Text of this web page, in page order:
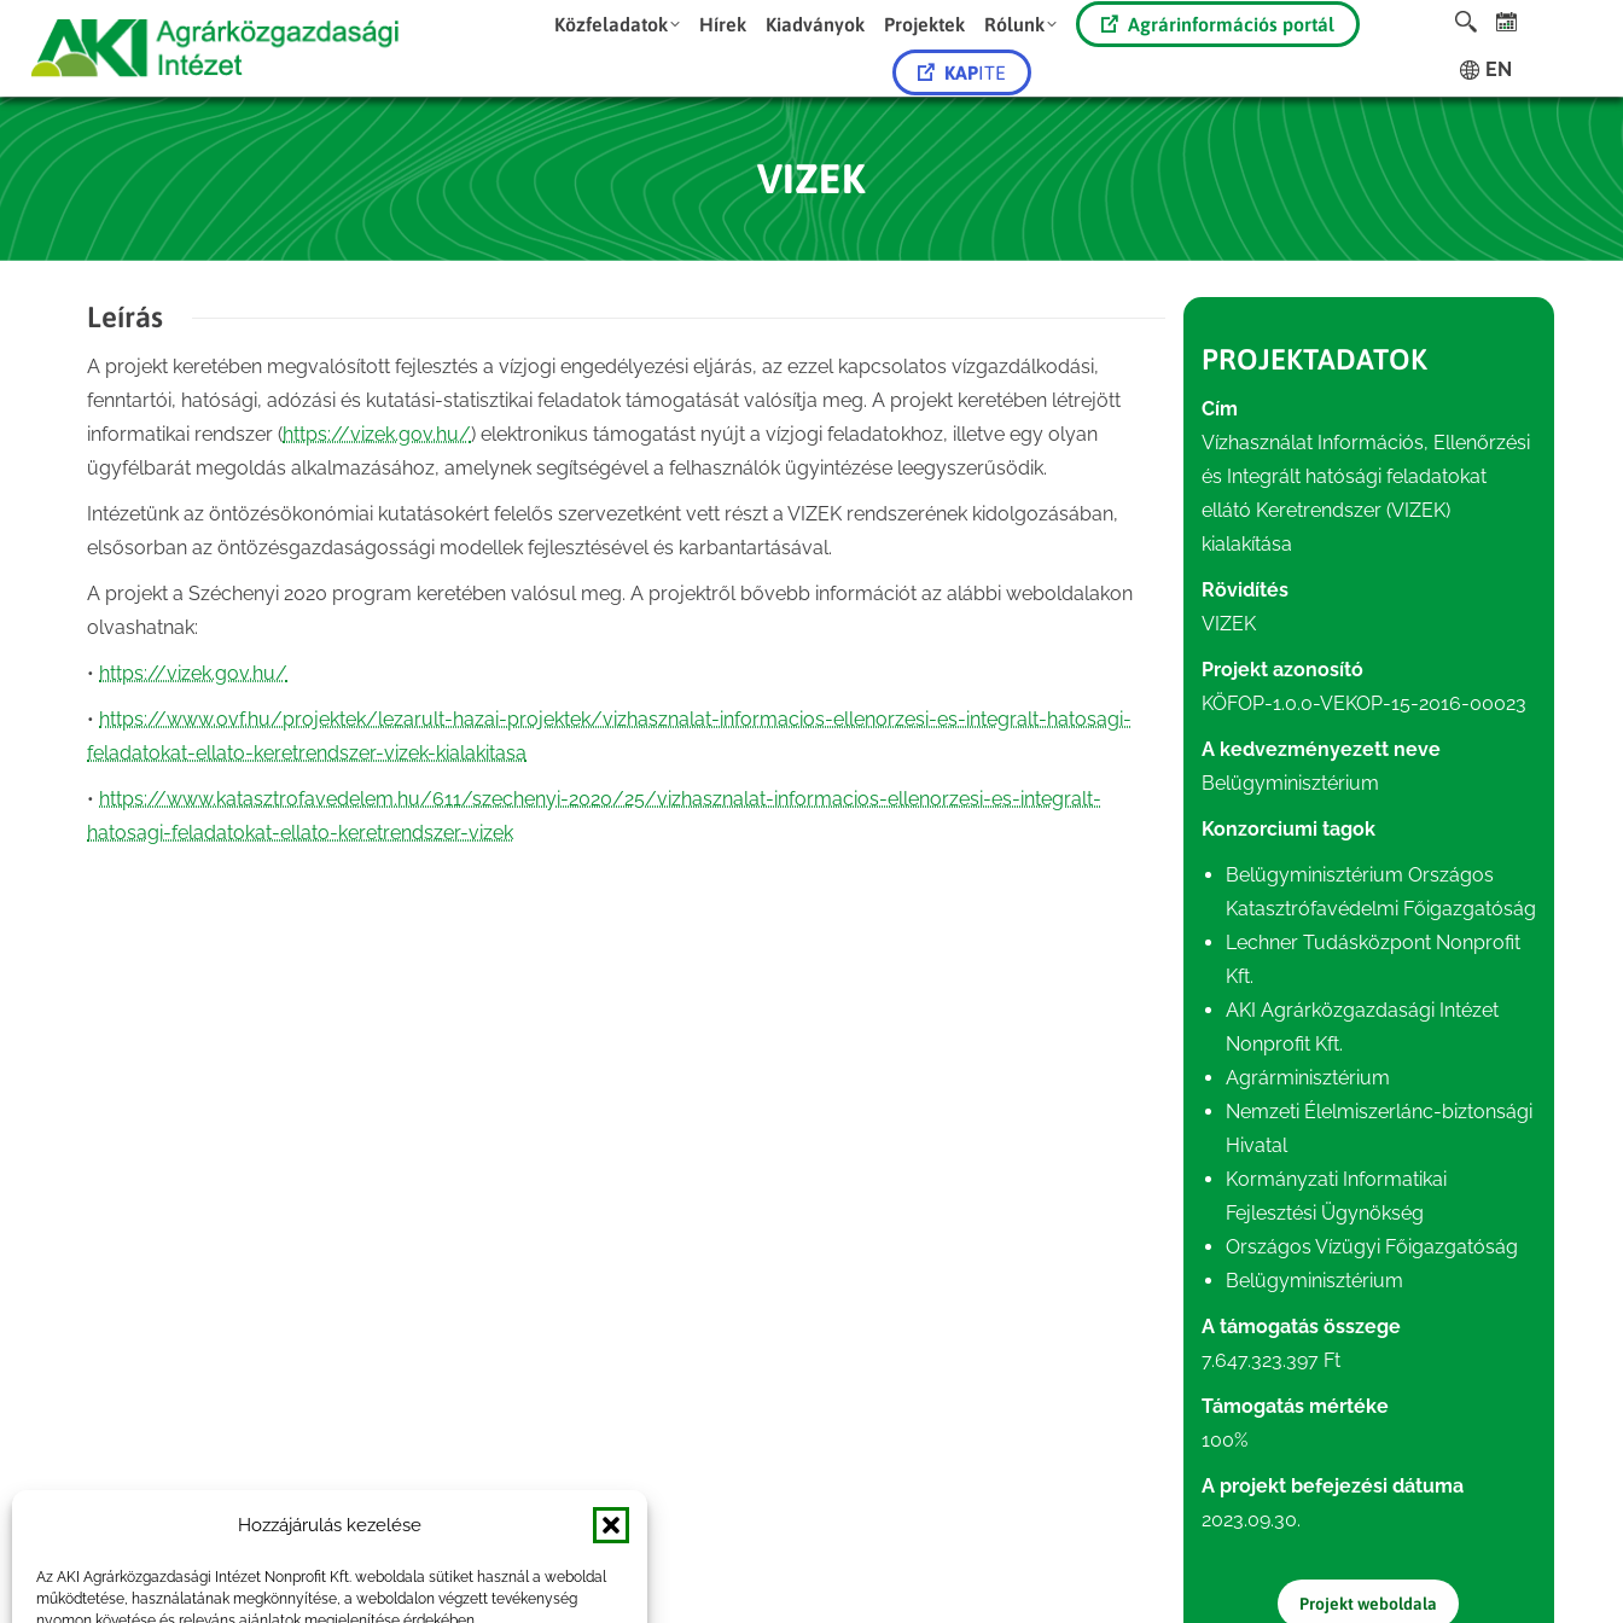
Hozzájárulás kezelése
Az AKI Agrárközgazdasági Intézet Nonprofit Kft. weboldala sütiket használ a weboldal
működtetése, használatának megkönnyítése, a weboldalon végzett tevékenység
Közfeladatok Hírek Kiadványok Projektek Rólunk Agrárinformációs portál
KAPITE EN
VIZEK
Leírás
A projekt keretében megvalósított fejlesztés a vízjogi engedélyezési eljárás, az ezzel kapcsolatos vízgazdálkodási,
fenntartói, hatósági, adózási és kutatási-statisztikai feladatok támogatását valósítja meg. A projekt keretében létrejött
informatikai rendszer (https://vizek.gov.hu/) elektronikus támogatást nyújt a vízjogi feladatokhoz, illetve egy olyan
ügyfélbarát megoldás alkalmazásához, amelynek segítségével a felhasználók ügyintézése leegyszerűsödik.
Intézetünk az öntözésökonómiai kutatásokért felelős szervezetként vett részt a VIZEK rendszerének kidolgozásában,
elsősorban az öntözésgazdaságossági modellek fejlesztésével és karbantartásával.
A projekt a Széchenyi 2020 program keretében valósul meg. A projektről bővebb információt az alábbi weboldalakon
olvashatnak:
• https://vizek.gov.hu/
• https://www.ovf.hu/projektek/lezarult-hazai-projektek/vizhasznalat-informacios-ellenorzesi-es-integralt-hatosagi-
feladatokat-ellato-keretrendszer-vizek-kialakitasa
• https://www.katasztrofavedelem.hu/611/szechenyi-2020/25/vizhasznalat-informacios-ellenorzesi-es-integralt-
hatosagi-feladatokat-ellato-keretrendszer-vizek
PROJEKTADATOK
Cím
Vízhasználat Információs, Ellenőrzési
és Integrált hatósági feladatokat
ellátó Keretrendszer (VIZEK)
kialakítása
Rövidítés
VIZEK
Projekt azonosító
KÖFOP-1.0.0-VEKOP-15-2016-00023
A kedvezményezett neve
Belügyminisztérium
Konzorciumi tagok
Belügyminisztérium Országos
Katasztrófavédelmi Főigazgatóság
Lechner Tudásközpont Nonprofit
Kft.
AKI Agrárközgazdasági Intézet
Nonprofit Kft.
Agrárminisztérium
Nemzeti Élelmiszerlánc-biztonsági
Hivatal
Kormányzati Informatikai
Fejlesztési Ügynökség
Országos Vízügyi Főigazgatóság
Belügyminisztérium
A támogatás összege
7.647.323.397 Ft
Támogatás mértéke
100%
A projekt befejezési dátuma
2023.09.30.
Projekt weboldala